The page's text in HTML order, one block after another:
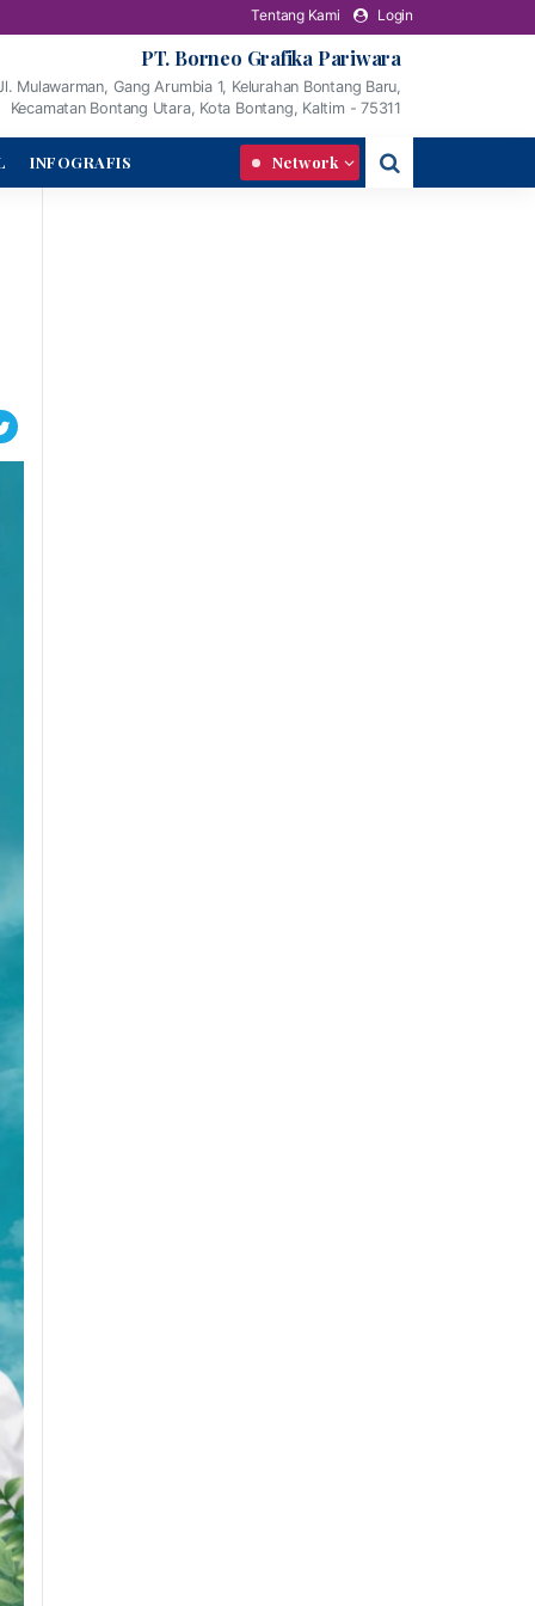
Tentang Kami Login
PT. Borneo Grafika Pariwara
Mulawarman, Gang Arumbia 1, Kelurahan Bontang Baru,
Kecamatan Bontang Utara, Kota Bontang, Kaltim - 75311
INFOGRAFIS Network